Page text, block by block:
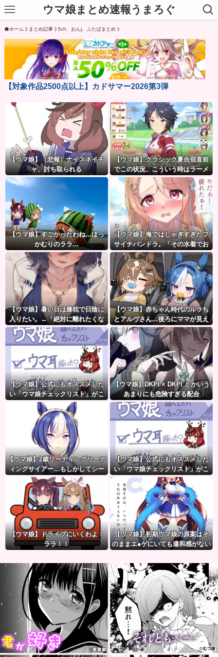
ウマ娘まとめ速報うまろぐ
ホーム まとめ記事 5ch、おんj、ふたばまとめ
【対象作品2500点以上】カドサマー2026第3弾
【ウマ娘】（悲報）ナイスネイチ
ャ、討ち取られる
【ウマ娘】クラシック夏合宿直前
でこの状況、こういう時はラーメ
ン食べてもいいのかな？
【ウマ娘】すごかったわね…ほっ
かむりのララ…
【ウマ娘】海ではしゃぎすぎたフ
サイチパンドラ。「その水着でお
んぶはマズイ…」
【ウマ娘】暑い日は膝枕で日陰に
入りたい。←「絶対に離れたくな
い場所だな」
【ウマ娘】赤ちゃん時代のルラち
とアルヴさん…後ろにママが見え
るな？
【ウマ娘】公式にもオススメした
い「ウマ娘チェックリスト」がこ
【ウマ娘】DKPI × DKPI とかいう
あまりにも危険すぎる配合
【ウマ娘】2歳リーディングリーデ
ィングサイアー…もしかしてシー
ザリオって凄いのでは？
【ウマ娘】公式にもオススメした
い「ウマ娘チェックリスト」がこ
ちら。
【ウマ娘】ドライブにいくわよ！
ララ！！
【ウマ娘】初期ウマ娘の原案はそ
のままエ●ゲにいても違和感がない